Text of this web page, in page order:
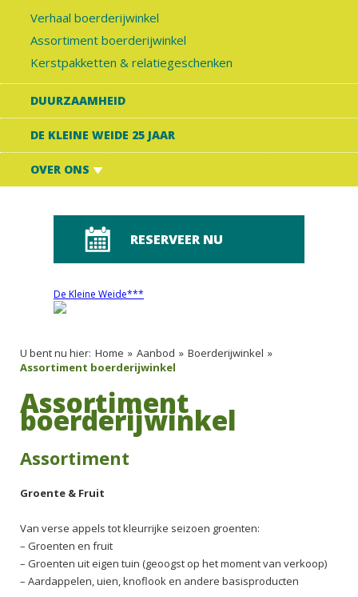
Verhaal boerderijwinkel
Assortiment boerderijwinkel
Kerstpakketten & relatiegeschenken
DUURZAAMHEID
DE KLEINE WEIDE 25 JAAR
OVER ONS
RESERVEER NU
De Kleine Weide***
U bent nu hier: Home » Aanbod » Boerderijwinkel »
Assortiment boerderijwinkel
Assortiment
boerderijwinkel
Assortiment
Groente & Fruit
Van verse appels tot kleurrijke seizoen groenten:
– Groenten en fruit
– Groenten uit eigen tuin (geoogst op het moment van verkoop)
– Aardappelen, uien, knoflook en andere basisproducten